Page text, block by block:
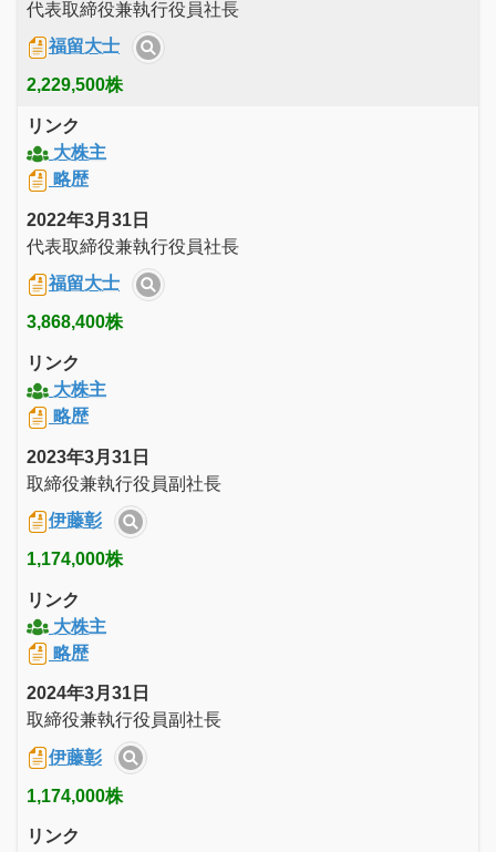
代表取締役兼執行役員社長
福留大士
2,229,500株
リンク
大株主
略歴
2022年3月31日
代表取締役兼執行役員社長
福留大士
3,868,400株
リンク
大株主
略歴
2023年3月31日
取締役兼執行役員副社長
伊藤彰
1,174,000株
リンク
大株主
略歴
2024年3月31日
取締役兼執行役員副社長
伊藤彰
1,174,000株
リンク